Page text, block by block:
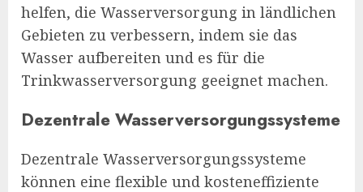
helfen, die Wasserversorgung in ländlichen
Gebieten zu verbessern, indem sie das
Wasser aufbereiten und es für die
Trinkwasserversorgung geeignet machen.
Dezentrale Wasserversorgungssysteme
Dezentrale Wasserversorgungssysteme
können eine flexible und kosteneffiziente